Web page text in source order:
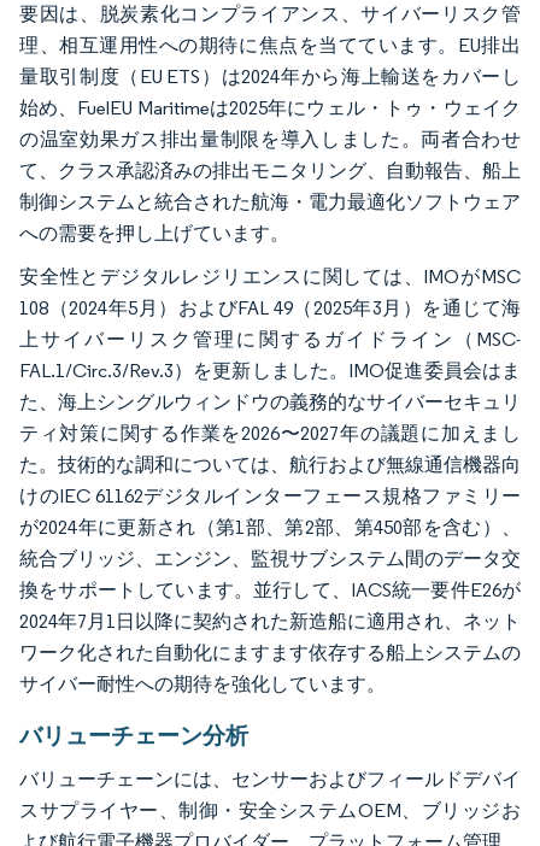
要因は、脱炭素化コンプライアンス、サイバーリスク管
理、相互運用性への期待に焦点を当てています。EU排出
量取引制度（EU ETS）は2024年から海上輸送をカバーし
始め、FuelEU Maritimeは2025年にウェル・トゥ・ウェイク
の温室効果ガス排出量制限を導入しました。両者合わせ
て、クラス承認済みの排出モニタリング、自動報告、船上
制御システムと統合された航海・電力最適化ソフトウェア
への需要を押し上げています。
安全性とデジタルレジリエンスに関しては、IMOがMSC
108（2024年5月）およびFAL 49（2025年3月）を通じて海
上サイバーリスク管理に関するガイドライン（MSC-
FAL.1/Circ.3/Rev.3）を更新しました。IMO促進委員会はま
た、海上シングルウィンドウの義務的なサイバーセキュリ
ティ対策に関する作業を2026〜2027年の議題に加えまし
た。技術的な調和については、航行および無線通信機器向
けのIEC 61162デジタルインターフェース規格ファミリー
が2024年に更新され（第1部、第2部、第450部を含む）、
統合ブリッジ、エンジン、監視サブシステム間のデータ交
換をサポートしています。並行して、IACS統一要件E26が
2024年7月1日以降に契約された新造船に適用され、ネット
ワーク化された自動化にますます依存する船上システムの
サイバー耐性への期待を強化しています。
バリューチェーン分析
バリューチェーンには、センサーおよびフィールドデバイ
スサプライヤー、制御・安全システムOEM、ブリッジお